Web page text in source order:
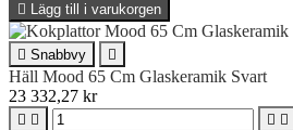
 Lägg till i varukorgen
 Snabbvy 
Häll Mood 65 Cm Glaskeramik Svart
23 332,27 kr
   